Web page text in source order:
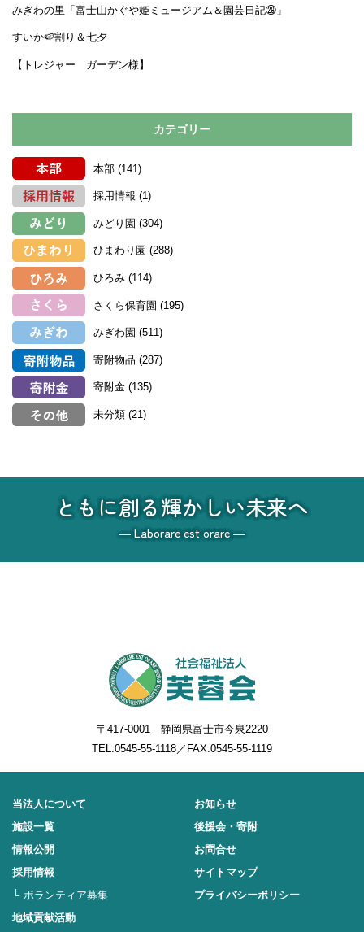
みぎわの里「富士山かぐや姫ミュージアム＆園芸日記㉘」
すいか🍉割り＆七夕
【トレジャー ガーデン様】
カテゴリー
本部 (141)
採用情報 (1)
みどり園 (304)
ひまわり園 (288)
ひろみ (114)
さくら保育園 (195)
みぎわ園 (511)
寄附物品 (287)
寄附金 (135)
未分類 (21)
ともに創る輝かしい未来へ
― Laborare est orare ―
〒417-0001 静岡県富士市今泉2220
TEL:0545-55-1118 ／FAX:0545-55-1119
当法人について
施設一覧
情報公開
採用情報
ボランティア募集
地域貢献活動
お知らせ
後援会・寄附
お問合せ
サイトマップ
プライバシーポリシー